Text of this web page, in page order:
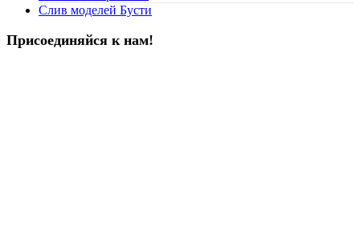
Слив моделей Бусти
Присоединяйся к нам!